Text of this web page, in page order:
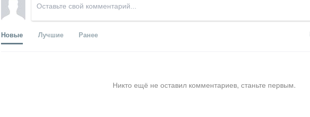
Новые Лучшие Ранее
Никто ещё не оставил комментариев, станьте первым.